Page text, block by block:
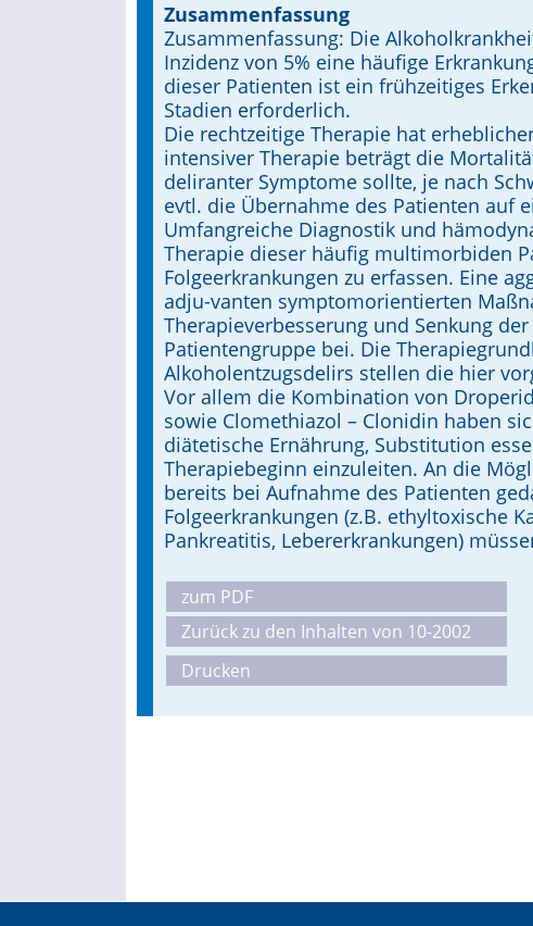
Zusammenfassung
Zusammenfassung: Die
Inzidenz von 5% eine häufige
dieser Patienten ist ein frühzeitiges
Stadien erforderlich.
Die rechtzeitige Therapie hat
intensiver Therapie beträgt die
deliranter Symptome sollte, je nach
evtl. die Übernahme des Patienten auf
Umfangreiche Diagnostik und
Therapie dieser häufig multimorbiden
Folgeerkrankungen zu erfassen. Eine
adju-vanten symptomorientierten
Therapieverbesserung und Senkung
Patientengruppe bei. Die
Alkoholentzugsdelirs stellen die hier
Vor allem die Kombination von
sowie Clomethiazol – Clonidin haben
diätetische Ernährung, Substitution
Therapiebeginn einzuleiten. An die
bereits bei Aufnahme des Patienten
Folgeerkrankungen (z.B. ethyltoxische
Pankreatitis, Lebererkrankungen)
zum PDF
Zurück zu den Inhalten von 10-2002
Drucken